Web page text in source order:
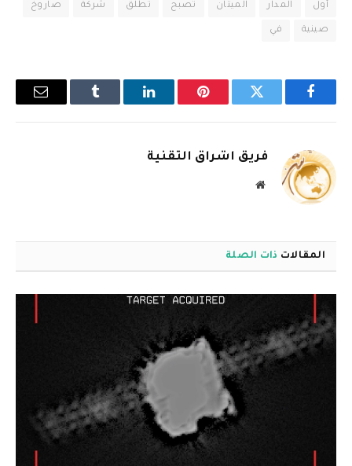
أول المدار الميثان تصبح تطلق شركة صاروخ
صينية في
فيسبوك تويتر بينتيريستلينكدإن Tumblr
البريد
فريق اشراق التقنية
موقع
المقالات ذات الصلة